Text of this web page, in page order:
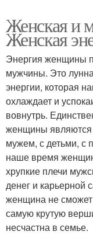
Женская и
Женская
Энергия женщины
мужчины. Это
энергии, которая
охлаждает и
вовнутрь.
женщины являются
мужем, с детьми, с
наше время
хрупкие плечи
денег и карьерной
женщина не сможет
самую крутую
несчастна в семье.